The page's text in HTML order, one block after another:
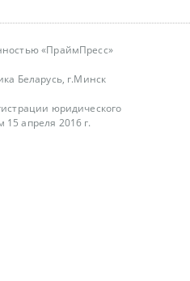
«ПраймПресс»
Беларусь, г.Минск
юридического
апреля 2016 г.